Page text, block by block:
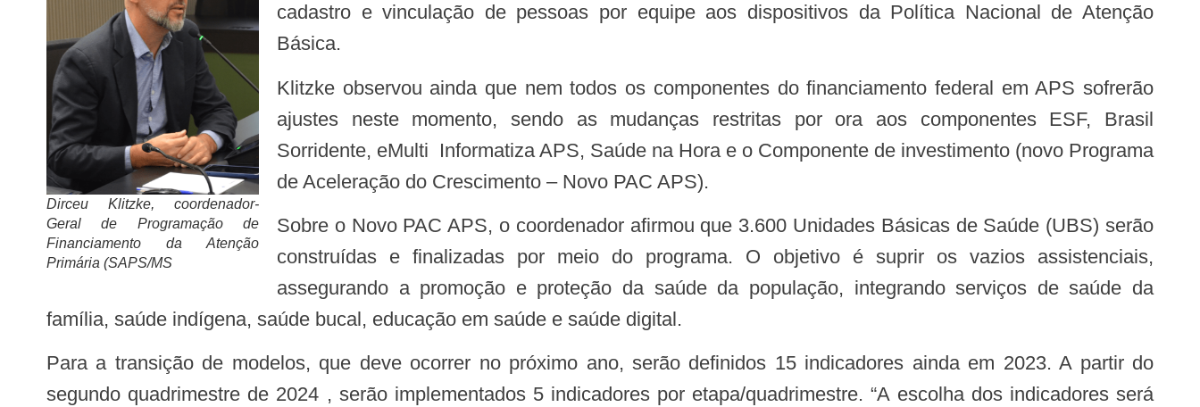
Dirceu Klitzke, coordenador-
Geral de Programação de
Financiamento da Atenção
Primária (SAPS/MS
cadastro e vinculação de pessoas por equipe aos dispositivos da Política Nacional de Atenção
Básica.
Klitzke observou ainda que nem todos os componentes do financiamento federal em APS sofrerão
ajustes neste momento, sendo as mudanças restritas por ora aos componentes ESF, Brasil
Sorridente, eMulti Informatiza APS, Saúde na Hora e o Componente de investimento (novo Programa
de Aceleração do Crescimento – Novo PAC APS).
Sobre o Novo PAC APS, o coordenador afirmou que 3.600 Unidades Básicas de Saúde (UBS) serão
construídas e finalizadas por meio do programa. O objetivo é suprir os vazios assistenciais,
assegurando a promoção e proteção da saúde da população, integrando serviços de saúde da
família, saúde indígena, saúde bucal, educação em saúde e saúde digital.
Para a transição de modelos, que deve ocorrer no próximo ano, serão definidos 15 indicadores ainda em 2023. A partir do
segundo quadrimestre de 2024 , serão implementados 5 indicadores por etapa/quadrimestre. “A escolha dos indicadores será